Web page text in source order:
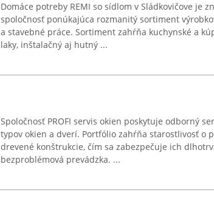
Domáce potreby REMI so sídlom v Sládkovičove je
spoločnosť ponúkajúca rozmanitý sortiment
a stavebné práce. Sortiment zahŕňa kuchynské a
laky, inštalačný aj hutný ...
Spoločnosť PROFI servis okien poskytuje odborný
typov okien a dverí. Portfólio zahŕňa starostlivosť o
drevené konštrukcie, čím sa zabezpečuje ich
bezproblémová prevádzka. ...